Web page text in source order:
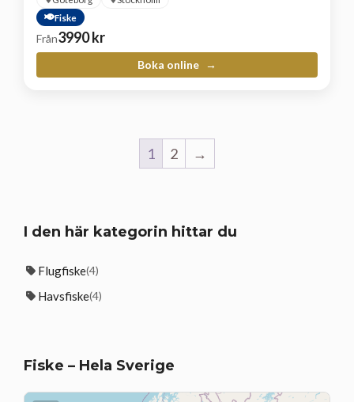
Fiske
Från3990kr
Boka online
1 2 →
I den här kategorin hittar du
Flugfiske(4)
Havsfiske(4)
Fiske – Hela Sverige